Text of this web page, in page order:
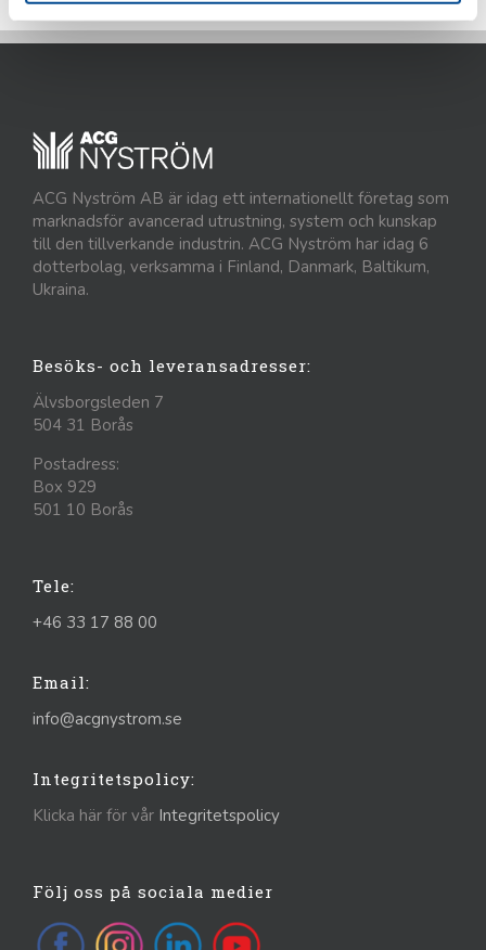
ACG Nyström AB är idag ett internationellt företag som
marknadsför avancerad utrustning, system och kunskap
till den tillverkande industrin. ACG Nyström har idag 6
dotterbolag, verksamma i Finland, Danmark, Baltikum,
Ukraina.
Besöks- och leveransadresser:
Älvsborgsleden 7
504 31 Borås
Postadress:
Box 929
501 10 Borås
Tele:
+46 33 17 88 00
Email:
info@acgnystrom.se
Integritetspolicy:
Klicka här för vår Integritetspolicy
Följ oss på sociala medier